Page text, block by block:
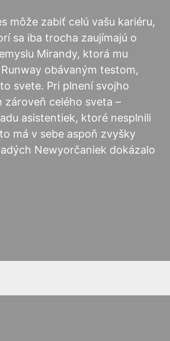
môže zabiť celú vašu kariéru,
sa iba trocha zaujímajú o
Mirandy, ktorá mu
obávaným testom,
svete. Pri plnení svojho
zároveň celého sveta –
asistentiek, ktoré nesplnili
má v sebe aspoň zvyšky
Newyorčaniek dokázalo